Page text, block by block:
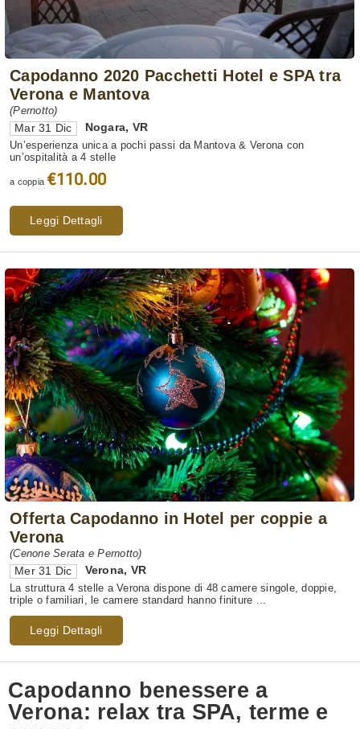
Capodanno 2020 Pacchetti Hotel e SPA tra
Verona e Mantova
(Pernotto)
Mar 31 Dic Nogara, VR
Un’esperienza unica a pochi passi da Mantova & Verona con
un’ospitalità a 4 stelle
a coppia €110.00
Leggi Dettagli
Offerta Capodanno in Hotel per coppie a
Verona
(Cenone Serata e Pernotto)
Mer 31 Dic Verona, VR
La struttura 4 stelle a Verona dispone di 48 camere singole, doppie,
triple o familiari, le camere standard hanno finiture ...
Leggi Dettagli
Capodanno benessere a
Verona: relax tra SPA, terme e